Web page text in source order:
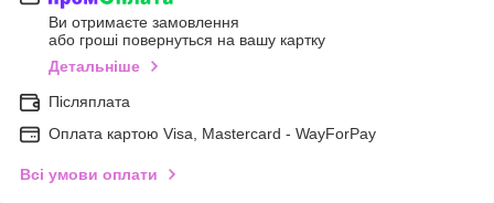
Ви отримаєте замовлення
або гроші повернуться на вашу картку
Детальніше
Післяплата
Оплата картою Visa, Mastercard - WayForPay
Всі умови оплати